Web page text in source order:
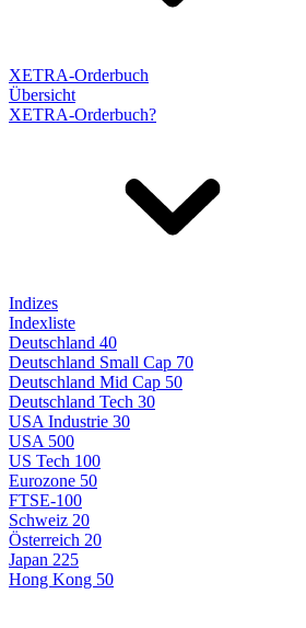
XETRA-Orderbuch
Übersicht
XETRA-Orderbuch?
Indizes
Indexliste
Deutschland 40
Deutschland Small Cap 70
Deutschland Mid Cap 50
Deutschland Tech 30
USA Industrie 30
USA 500
US Tech 100
Eurozone 50
FTSE-100
Schweiz 20
Österreich 20
Japan 225
Hong Kong 50